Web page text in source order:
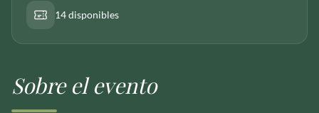
14 disponibles
Sobre el evento